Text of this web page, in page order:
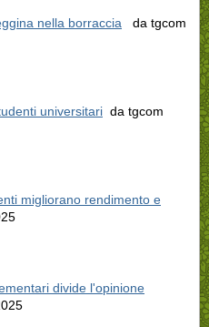
nella borraccia da tgcom
universitari da tgcom
migliorano rendimento e
divide l'opinione